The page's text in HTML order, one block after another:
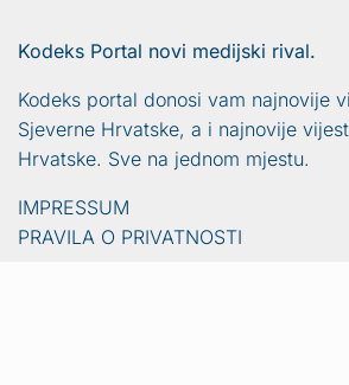
Kodeks Portal novi medijski rival.
Kodeks portal donosi vam najnovije
Sjeverne Hrvatske, a i najnovije
Hrvatske. Sve na jednom mjestu.
IMPRESSUM
PRAVILA O PRIVATNOSTI